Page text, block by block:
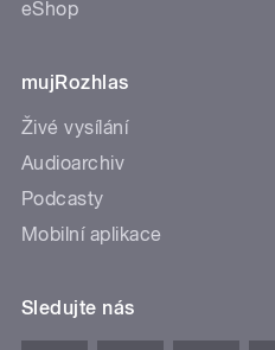
eShop
mujRozhlas
Živé vysílání
Audioarchiv
Podcasty
Mobilní aplikace
Sledujte nás